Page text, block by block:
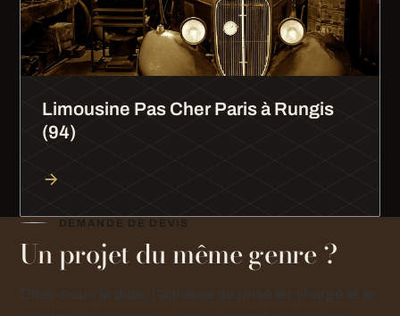
Limousine Pas Cher Paris à Rungis
(94)
DEMANDE DE DEVIS
Un projet du même genre ?